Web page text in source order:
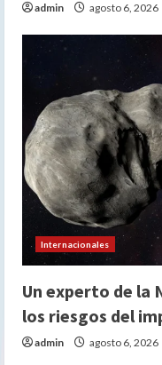
admin agosto 6, 2026
Internacionales
Un experto de la
los riesgos del
admin agosto 6, 2026